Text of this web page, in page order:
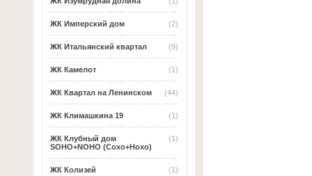
(2)
ЖК Имперский дом
(9)
ЖК Итальянский квартал
(1)
ЖК Камелот
(44)
ЖК Квартал на Ленинском
(1)
ЖК Климашкина 19
(1)
ЖК Клубный дом
SOHO+NOHO (Сохо+Нохо)
(1)
ЖК Колизей